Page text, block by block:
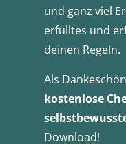
und ganz viel
erfülltes und
deinen Regeln.
Als
kostenlose
Download!